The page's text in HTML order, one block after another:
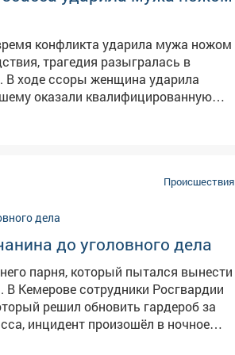
конфликта ударила мужа ножом
В ходе ссоры женщина ударила
оказали квалифицированную
– от полученных травм он
комплекс судебных экспертиз.
обычная, произошла бытовая
оказался смертельным. Сейчас
Происшествия
до уголовного дела
парня, который пытался вынести
решил обновить гардероб за
инцидент произошёл в ночное
Парень сложил в сумку